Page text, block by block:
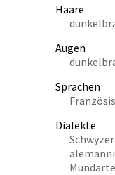
Haare
Augen
Sprachen
Dialekte